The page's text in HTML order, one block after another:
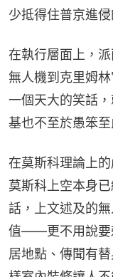
少抵得住普京進
在執行層面上，
無人機到克里姆
一個天大的笑話
基也不至於愚笨至
在莫斯科理論上
莫斯科上空本身
話，上文述及的
值——更不用說要
居地點、傳聞有